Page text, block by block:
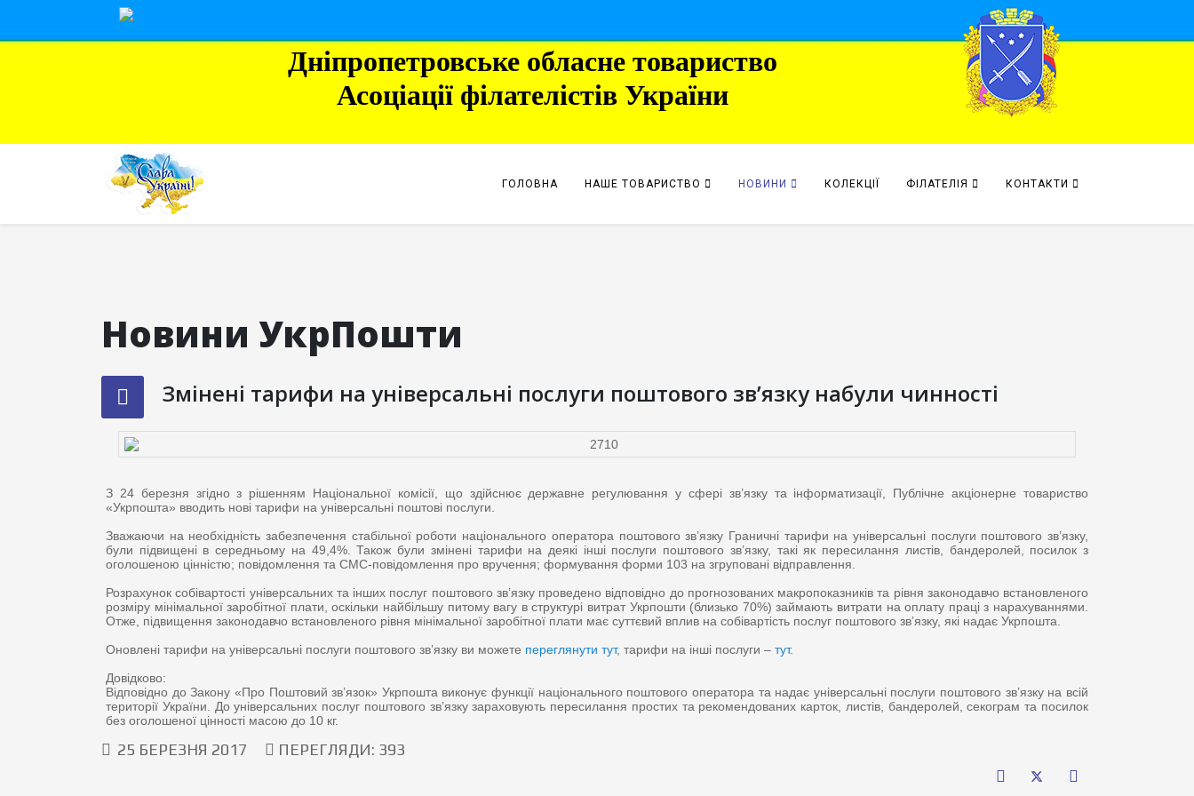
Дніпропетровське обласне товариство
Асоціації філателістів України
ГОЛОВНА НАШЕ ТОВАРИСТВО НОВИНИ КОЛЕКЦІЇ ФІЛАТЕЛІЯ КОНТАКТИ
Новини УкрПошти
Змінені тарифи на універсальні послуги поштового зв’язку набули чинності
З 24 березня згідно з рішенням Національної комісії, що здійснює державне регулювання у сфері зв’язку та інформатизації, Публічне акціонерне товариство
«Укрпошта» вводить нові тарифи на універсальні поштові послуги.
Зважаючи на необхідність забезпечення стабільної роботи національного оператора поштового зв’язку Граничні тарифи на універсальні послуги поштового зв’язку,
були підвищені в середньому на 49,4%. Також були змінені тарифи на деякі інші послуги поштового зв’язку, такі як пересилання листів, бандеролей, посилок з
оголошеною цінністю; повідомлення та СМС-повідомлення про вручення; формування форми 103 на згруповані відправлення.
Розрахунок собівартості універсальних та інших послуг поштового зв’язку проведено відповідно до прогнозованих макропоказників та рівня законодавчо встановленого
розміру мінімальної заробітної плати, оскільки найбільшу питому вагу в структурі витрат Укрпошти (близько 70%) займають витрати на оплату праці з нарахуваннями.
Отже, підвищення законодавчо встановленого рівня мінімальної заробітної плати має суттєвий вплив на собівартість послуг поштового зв’язку, які надає Укрпошта.
Оновлені тарифи на універсальні послуги поштового зв’язку ви можете переглянути тут, тарифи на інші послуги – тут.
Довідково:
Відповідно до Закону «Про Поштовий зв’язок» Укрпошта виконує функції національного поштового оператора та надає універсальні послуги поштового зв’язку на всій
території України. До універсальних послуг поштового зв’язку зараховують пересилання простих та рекомендованих карток, листів, бандеролей, секограм та посилок
без оголошеної цінності масою до 10 кг.
25 БЕРЕЗНЯ 2017 ПЕРЕГЛЯДИ: 393